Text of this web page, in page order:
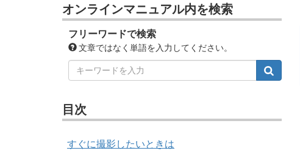
オンラインマニュアル内を検索
フリーワードで検索
文章ではなく単語を入力してください。
目次
すぐに撮影したいときは